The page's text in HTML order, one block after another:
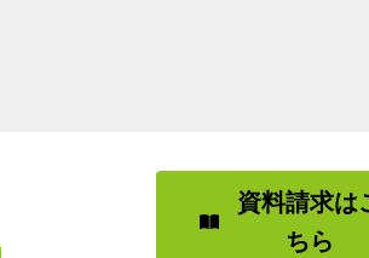
資料請求は
ちら